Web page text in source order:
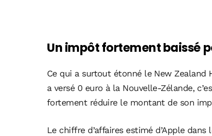
Un impôt fortement baissé
Ce qui a surtout étonné le New Zealand
a versé 0 euro à la Nouvelle-Zélande,
fortement réduire le montant de son
Le chiffre d’affaires estimé d’Apple